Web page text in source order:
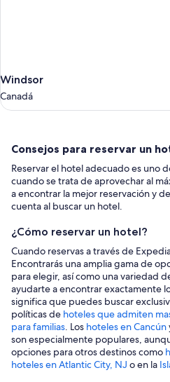
Windsor
Canadá
Windsor
Canadá
Consejos
reservar
un
hotel
Consejos para reservar un
Reservar el hotel adecuado es uno
cuando se trata de aprovechar al
a encontrar la mejor reservación y
cuenta al buscar un hotel.
¿Cómo reservar un hotel?
Cuando reservas a través de
Encontrarás una amplia gama de
para elegir, así como una variedad
ayudarte a encontrar exactamente
significa que puedes buscar
políticas de hoteles que admiten
para familias. Los hoteles en Cancún
son especialmente populares,
opciones para otros destinos como
hoteles en Atlantic City, NJ o en la